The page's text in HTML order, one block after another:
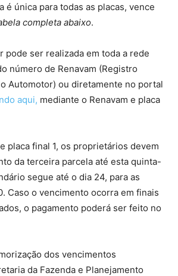
é única para todas as placas, vence
completa abaixo.
pode ser realizada em toda a rede
número de Renavam (Registro
Automotor) ou diretamente no portal
aqui, mediante o Renavam e placa
placa final 1, os proprietários devem
da terceira parcela até esta quinta-
segue até o dia 24, para as
Caso o vencimento ocorra em finais
o pagamento poderá ser feito no
dos vencimentos
da Fazenda e Planejamento